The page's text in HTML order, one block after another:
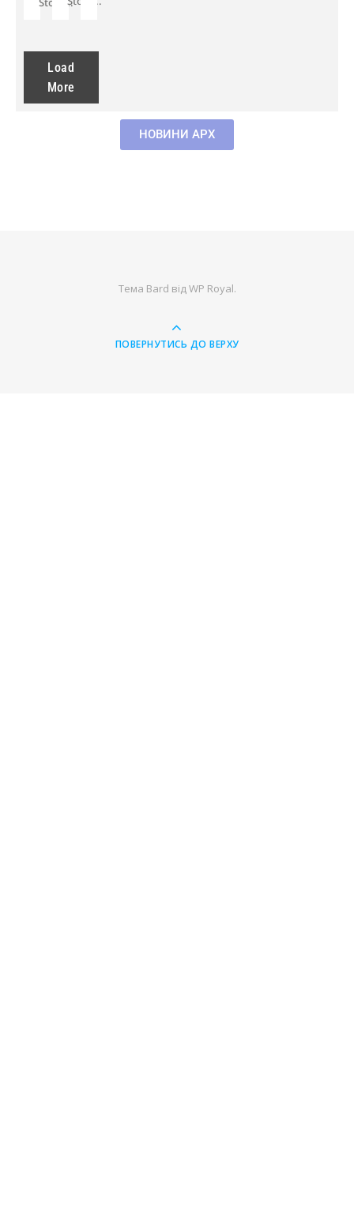
Load
More
НОВИНИ АРХ
Тема Bard відWP Royal.
ПОВЕРНУТИСЬ ДО ВЕРХУ